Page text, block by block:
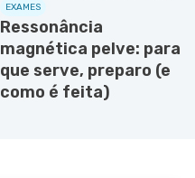
EXAMES
Ressonância
magnética pelve: para
que serve, preparo (e
como é feita)